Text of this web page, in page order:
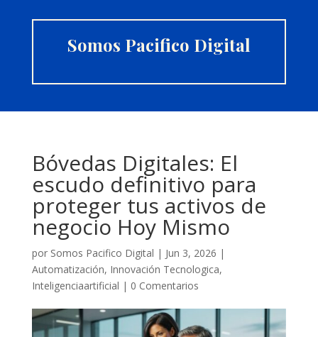
Somos Pacifico Digital
Bóvedas Digitales: El
escudo definitivo para
proteger tus activos de
negocio Hoy Mismo
por Somos Pacifico Digital | Jun 3, 2026 |
Automatización, Innovación Tecnologica,
Inteligenciaartificial | 0 Comentarios